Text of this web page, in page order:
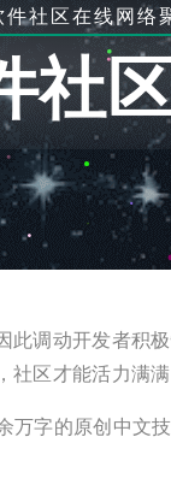
社区在线网络
社
调动开发者积
区才能活力满满
字的原创中文